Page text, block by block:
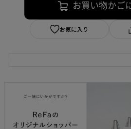
お買い物かご
お気に入り